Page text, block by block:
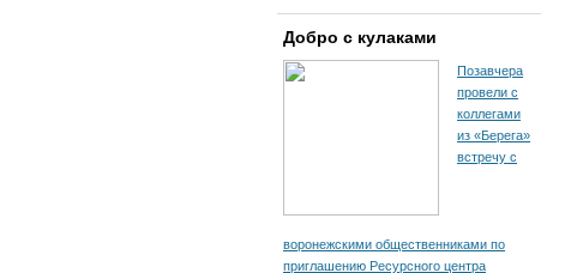
Добро с кулаками
Позавчера
провели с
коллегами
из «Берега»
встречу с
воронежскими общественниками по
приглашению Ресурсного центра